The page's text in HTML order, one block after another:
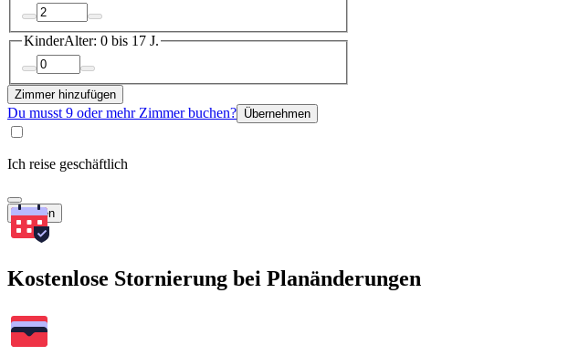
KinderAlter: 0 bis 17 J.
Zimmer hinzufügen
Du musst 9 oder mehr Zimmer buchen? Übernehmen
Ich reise geschäftlich
Suchen
Kostenlose Stornierung bei Planänderungen